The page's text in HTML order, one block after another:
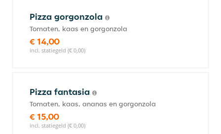
Pizza gorgonzola
Tomaten, kaas en gorgonzola
€ 14,00
incl. statiegeld (€ 0,00)
Pizza fantasia
Tomaten, kaas, ananas en gorgonzola
€ 15,00
incl. statiegeld (€ 0,00)